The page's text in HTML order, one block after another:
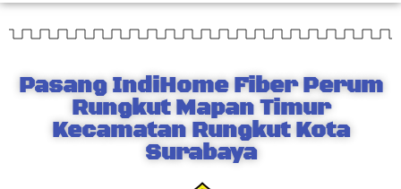
Pasang IndiHome Fiber Perum
Rungkut Mapan Timur
Kecamatan Rungkut Kota
Surabaya